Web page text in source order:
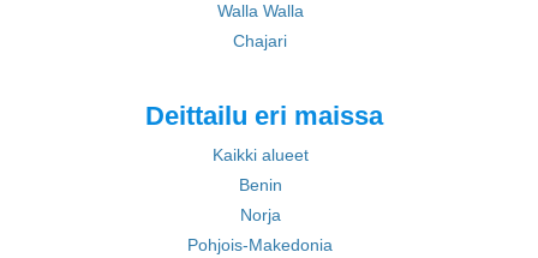
Walla Walla
Chajari
Deittailu eri maissa
Kaikki alueet
Benin
Norja
Pohjois-Makedonia